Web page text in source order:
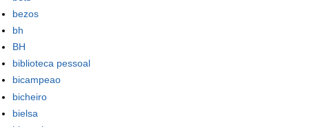
bezos
bh
BH
biblioteca pessoal
bicampeao
bicheiro
bielsa